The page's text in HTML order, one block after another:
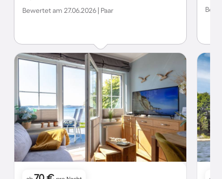
(unangeleint) mit einmal auf unserer Terrasse standen.
hatten vor unserer Terasse standen.
Bewertet am 27.06.2026 | Paar